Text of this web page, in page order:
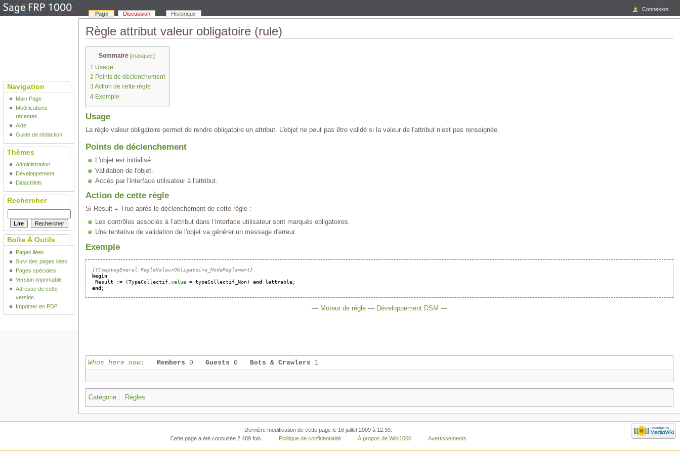
Règle attribut valeur obligatoire (rule)
Sommaire[masquer]
1 Usage
2 Points de déclenchement
3 Action de cette règle
4 Exemple
Usage
La règle valeur obligatoire permet de rendre obligatoire un attribut. L'objet ne peut pas être validé si la valeur de l'attribut n’est pas renseignée.
Points de déclenchement
L'objet est initialisé.
Validation de l'objet.
Accès par l'interface utilisateur à l'attribut.
Action de cette règle
Si Result = True après le déclenchement de cette règle :
Les contrôles associés à l’attribut dans l’interface utilisateur sont marqués obligatoires.
Une tentative de validation de l'objet va générer un message d'erreur.
Exemple
{TComptegEneral.RegleValeurObligatoire_ModeReglement}
begin
Result
:= (TypeCollectif .value = typeCollectif_Non) and lettrable;
end;
— Moteur de règle— Développement DSM —
Whos here now: Members 0 Guests 0 Bots & Crawlers 1
Catégorie: Règles
Page Discussion Historique
Connexion
Navigation
Main Page
Modifications
récentes
Aide
Guide de rédaction
Thèmes
Administration
Développement
Didactitiels
Rechercher
Boîte À Outils
Pages liées
Suivi des pages liées
Pages spéciales
Version imprimable
Adresse de cette
version
Imprimer en PDF
Dernière modification de cette page le 16 juillet 2009 à 12:39.
Cette page a été consultée 2 489 fois.
Politique de confidentialité À propos de Wiki1000 Avertissements